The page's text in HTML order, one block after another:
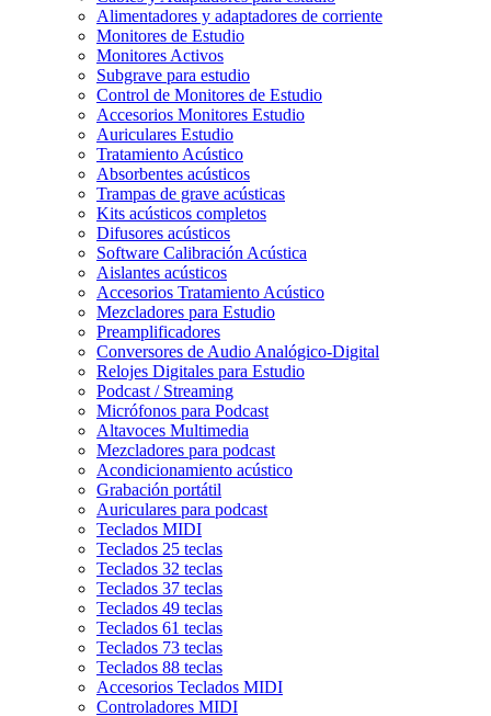
Alimentadores y adaptadores de corriente
Monitores de Estudio
Monitores Activos
Subgrave para estudio
Control de Monitores de Estudio
Accesorios Monitores Estudio
Auriculares Estudio
Tratamiento Acústico
Absorbentes acústicos
Trampas de grave acústicas
Kits acústicos completos
Difusores acústicos
Software Calibración Acústica
Aislantes acústicos
Accesorios Tratamiento Acústico
Mezcladores para Estudio
Preamplificadores
Conversores de Audio Analógico-Digital
Relojes Digitales para Estudio
Podcast / Streaming
Micrófonos para Podcast
Altavoces Multimedia
Mezcladores para podcast
Acondicionamiento acústico
Grabación portátil
Auriculares para podcast
Teclados MIDI
Teclados 25 teclas
Teclados 32 teclas
Teclados 37 teclas
Teclados 49 teclas
Teclados 61 teclas
Teclados 73 teclas
Teclados 88 teclas
Accesorios Teclados MIDI
Controladores MIDI